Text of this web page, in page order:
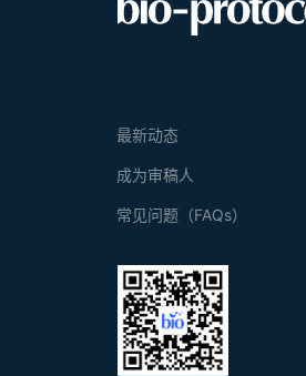
最新动态
成为审稿人
常见问题（FAQs）